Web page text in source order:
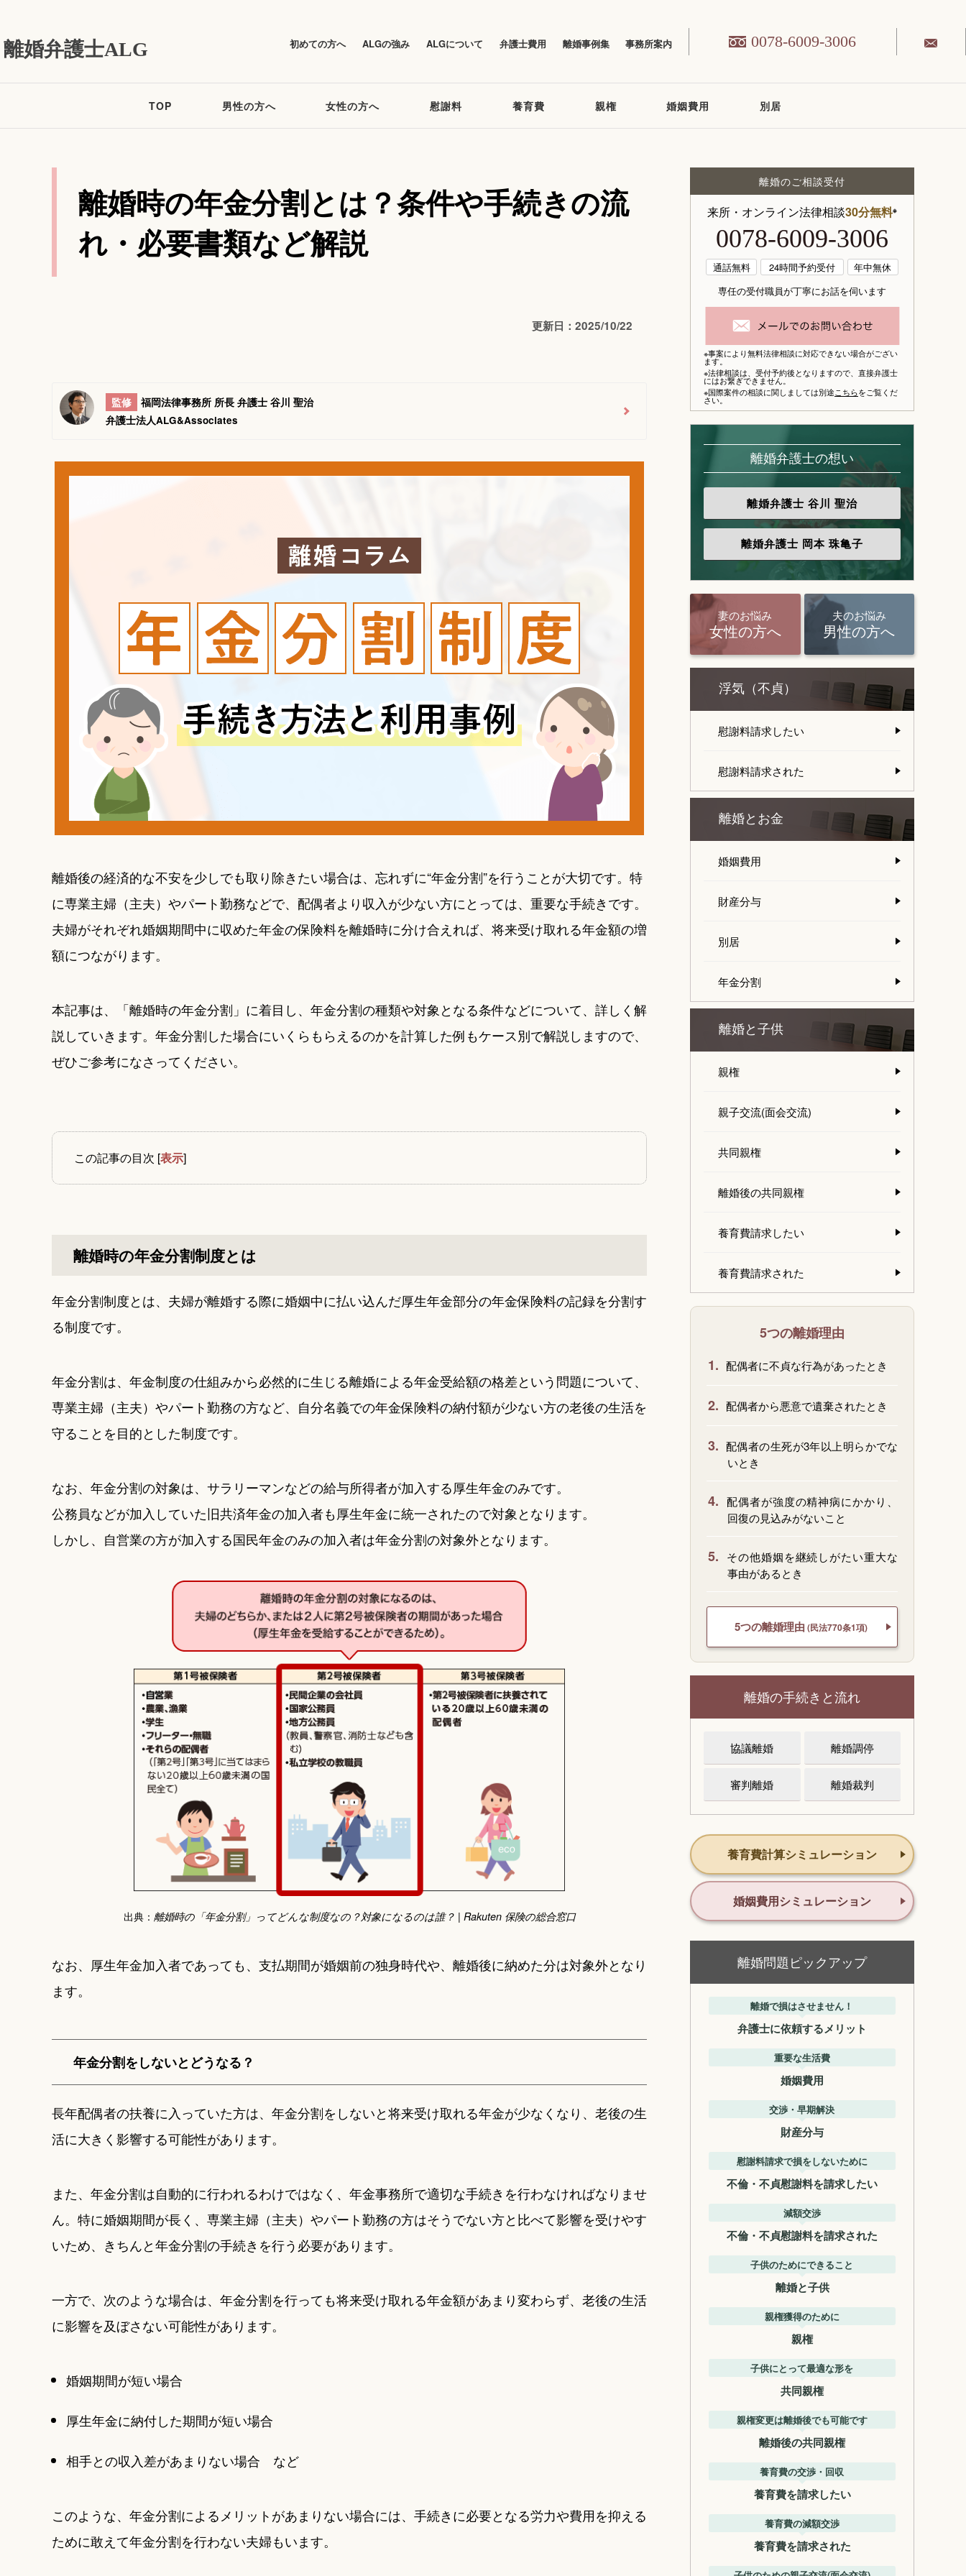
離婚弁護士ALG 初めての方へ ALGの強み ALGについて 弁護士費用 離婚事例集 事務所案内 0078-6009-3006
TOP 男性の方へ 女性の方へ 慰謝料 養育費 親権 婚姻費用 別居
離婚時の年金分割とは？条件や手続きの流
れ・必要書類など解説
更新日：2025/10/22
監修
福岡法律事務所 所長 弁護士 谷川 聖治
弁護士法人ALG&Associates
離婚後の経済的な不安を少しでも取り除きたい場合は、忘れずに“年金分割”を行うことが大切です。特
に専業主婦（主夫）やパート勤務などで、配偶者より収入が少ない方にとっては、重要な手続きです。
夫婦がそれぞれ婚姻期間中に収めた年金の保険料を離婚時に分け合えれば、将来受け取れる年金額の増
額につながります。
本記事は、「離婚時の年金分割」に着目し、年金分割の種類や対象となる条件などについて、詳しく解
説していきます。年金分割した場合にいくらもらえるのかを計算した例もケース別で解説しますので、
ぜひご参考になさってください。
この記事の目次 [表示]
離婚時の年金分割制度とは
年金分割制度とは、夫婦が離婚する際に婚姻中に払い込んだ厚生年金部分の年金保険料の記録を分割す
る制度です。
年金分割は、年金制度の仕組みから必然的に生じる離婚による年金受給額の格差という問題について、
専業主婦（主夫）やパート勤務の方など、自分名義での年金保険料の納付額が少ない方の老後の生活を
守ることを目的とした制度です。
なお、年金分割の対象は、サラリーマンなどの給与所得者が加入する厚生年金のみです。
公務員などが加入していた旧共済年金の加入者も厚生年金に統一されたので対象となります。
しかし、自営業の方が加入する国民年金のみの加入者は年金分割の対象外となります。
出典： 離婚時の「年金分割」ってどんな制度なの？対象になるのは誰？ | Rakuten 保険の総合窓口
なお、厚生年金加入者であっても、支払期間が婚姻前の独身時代や、離婚後に納めた分は対象外となり
ます。
年金分割をしないとどうなる？
長年配偶者の扶養に入っていた方は、年金分割をしないと将来受け取れる年金が少なくなり、老後の生
活に大きく影響する可能性があります。
また、年金分割は自動的に行われるわけではなく、年金事務所で適切な手続きを行わなければなりませ
ん。特に婚姻期間が長く、専業主婦（主夫）やパート勤務の方はそうでない方と比べて影響を受けやす
いため、きちんと年金分割の手続きを行う必要があります。
一方で、次のような場合は、年金分割を行っても将来受け取れる年金額があまり変わらず、老後の生活
に影響を及ぼさない可能性があります。
婚姻期間が短い場合
厚生年金に納付した期間が短い場合
相手との収入差があまりない場合 など
このような、年金分割によるメリットがあまりない場合には、手続きに必要となる労力や費用を抑える
ために敢えて年金分割を行わない夫婦もいます。
離婚のご相談受付
来所・オンライン法律相談30分無料※
0078-6009-3006
通話無料 24時間予約受付
年中無休
専任の受付職員が丁寧にお話を伺います
※事案により無料法律相談に対応できない場合がござい
ます。
※法律相談は、 受付予約後となりますので、 直接弁護士
にはお繋ぎできません。
※国際案件の相談に関しましては別途こちらをご覧くだ
さい。
離婚弁護士の想い
離婚弁護士 谷川 聖治
離婚弁護士 岡本 珠亀子
妻のお悩み
女性の方へ
夫のお悩み
男性の方へ
浮気（不貞）
慰謝料請求したい
慰謝料請求された
離婚とお金
婚姻費用
財産分与
別居
年金分割
離婚と子供
親権
親子交流(面会交流)
共同親権
離婚後の共同親権
養育費請求したい
養育費請求された
5つの離婚理由
1. 配偶者に不貞な行為があったとき
2. 配偶者から悪意で遺棄されたとき
3. 配偶者の生死が3年以上明らかでな
いとき
4. 配偶者が強度の精神病にかかり、
回復の見込みがないこと
5.
その他婚姻を継続しがたい重大な
事由があるとき
5つの離婚理由 (民法770条1項)
離婚の手続きと流れ
協議離婚 離婚調停
審判離婚 離婚裁判
養育費計算シミュレーション
婚姻費用シミュレーション
離婚問題ピックアップ
離婚で損はさせません！
弁護士に依頼するメリット
重要な生活費
婚姻費用
交渉・早期解決
財産分与
慰謝料請求で損をしないために
不倫・不貞慰謝料を請求したい
減額交渉
不倫・不貞慰謝料を請求された
子供のためにできること
離婚と子供
親権獲得のために
親権
子供にとって最適な形を
共同親権
親権変更は離婚後でも可能です
離婚後の共同親権
養育費の交渉・回収
養育費を請求したい
養育費の減額交渉
養育費を請求された